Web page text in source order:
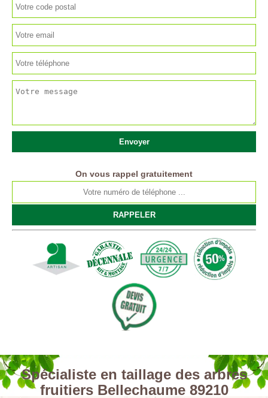
On vous rappel gratuitement
Spécialiste en taillage des arbres
fruitiers Bellechaume 89210